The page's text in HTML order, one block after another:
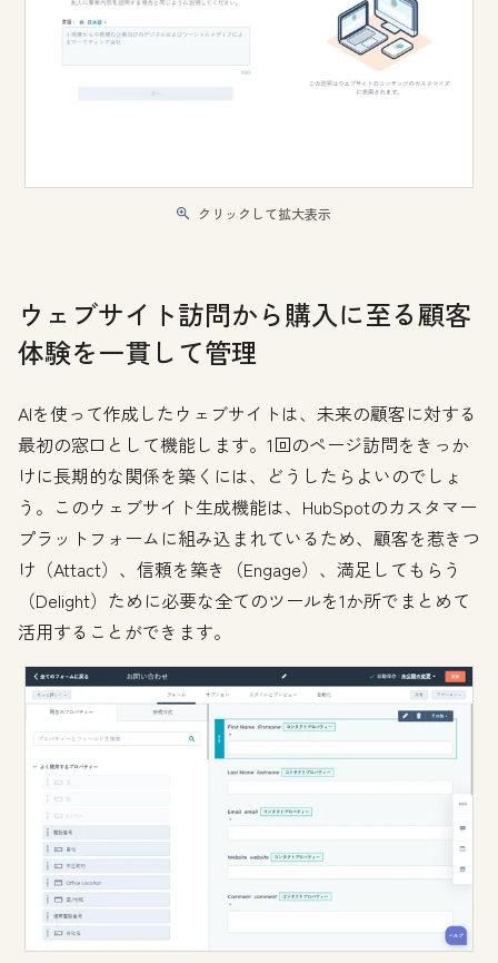
クリックして拡大表示
ウェブサイト訪問から購入に至る顧客
体験を一貫して管理
AIを使って作成したウェブサイトは、未来の顧客に対する
最初の窓口として機能します。1回のページ訪問をきっか
けに長期的な関係を築くには、どうしたらよいのでしょ
う。このウェブサイト生成機能は、HubSpotのカスタマー
プラットフォームに組み込まれているため、顧客を惹きつ
け（Attact）、信頼を築き（Engage）、満足してもらう
（Delight）ために必要な全てのツールを1か所でまとめて
活用することができます。